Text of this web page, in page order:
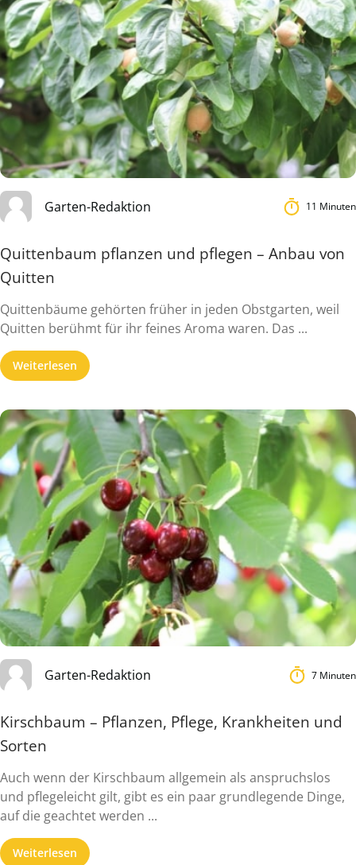
Garten-Redaktion 11 Minuten
Quittenbaum pflanzen und pflegen – Anbau von
Quitten
Quittenbäume gehörten früher in jeden Obstgarten, weil
Quitten berühmt für ihr feines Aroma waren. Das ...
Weiterlesen
Garten-Redaktion 7 Minuten
Kirschbaum – Pflanzen, Pflege, Krankheiten und
Sorten
Auch wenn der Kirschbaum allgemein als anspruchslos
und pflegeleicht gilt, gibt es ein paar grundlegende Dinge,
auf die geachtet werden ...
Weiterlesen